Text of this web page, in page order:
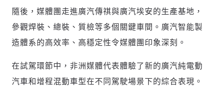
登入或註冊
輸入 Email 驗證碼
請輸入發送到的驗證碼
(十分鐘內有效)
隨後，媒體團走進廣汽傳祺與廣汽埃安的生產基地，
參觀焊裝、總裝、質檢等多個關鍵車間。廣汽智能製
造體系的高效率、高穩定性令媒體團印象深刻。
在試駕環節中，非洲媒體代表體驗了新的廣汽純電動
汽車和增程混動車型在不同駕駛場景下的綜合表現。